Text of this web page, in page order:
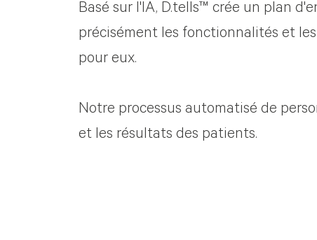
Basé sur l'IA, D.tells™ crée un plan
précisément les fonctionnalités et
pour eux.
Notre processus automatisé de
et les résultats des patients.